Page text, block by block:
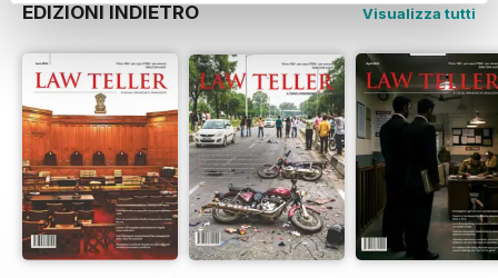
EDIZIONI INDIETRO Visualizza tutti